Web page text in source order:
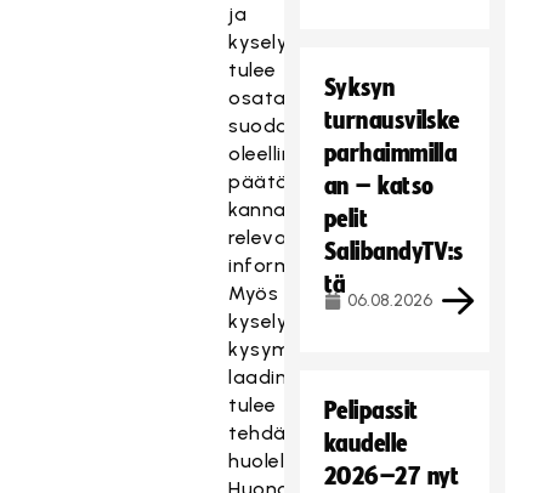
ja
kyselyistä
tulee
osata
suodattaa
oleellinen,
päätöksenteon
kannalta
relevantti
informaatio.
Myös
kyselyn
kysymysten
laadinta
tulee
tehdä
huolella.
Syksyn
turnausvilske
parhaimmilla
an – katso
pelit
SalibandyTV:s
tä
06.08.2026
Pelipassit
kaudelle
2026–27 nyt